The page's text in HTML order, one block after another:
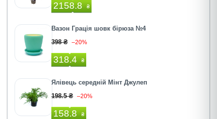
2158.8 ₴
Вазон Грація шовк бірюза №4
398 ₴ –20%
318.4 ₴
Ялівець середній Мінт Джулеп
198.5 ₴ –20%
158.8 ₴